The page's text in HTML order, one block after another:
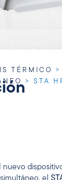
TÉRMICO >
> STA
nuevo